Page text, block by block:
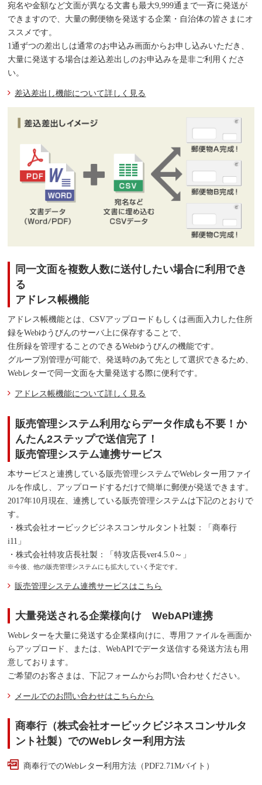
宛名や金額など文面が異なる文書も最大9,999通まで一斉に発送が
できますので、大量の郵便物を発送する企業・自治体の皆さまにオ
ススメです。
1通ずつの差出しは通常のお申込み画面からお申し込みいただき、
大量に発送する場合は差込差出しのお申込みを是非ご利用くださ
い。
差込差出し機能について詳しく見る
同一文面を複数人数に送付したい場合に利用でき
る
アドレス帳機能
アドレス帳機能とは、CSVアップロードもしくは画面入力した住所
録をWebゆうびんのサーバ上に保存することで、
住所録を管理することのできるWebゆうびんの機能です。
グループ別管理が可能で、発送時のあて先として選択できるため、
Webレターで同一文面を大量発送する際に便利です。
アドレス帳機能について詳しく見る
販売管理システム利用ならデータ作成も不要！か
んたん2ステップで送信完了！
販売管理システム連携サービス
本サービスと連携している販売管理システムでWebレター用ファイ
ルを作成し、アップロードするだけで簡単に郵便が発送できます。
2017年10月現在、連携している販売管理システムは下記のとおりで
す。
・株式会社オービックビジネスコンサルタント社製：「商奉行
i11」
・株式会社特攻店長社製：「特攻店長ver4.5.0～」
※今後、他の販売管理システムにも拡大していく予定です。
販売管理システム連携サービスはこちら
大量発送される企業様向け WebAPI連携
Webレターを大量に発送する企業様向けに、専用ファイルを画面か
らアップロード、または、WebAPIでデータ送信する発送方法も用
意しております。
ご希望のお客さまは、下記フォームからお問い合わせください。
メールでのお問い合わせはこちらから
商奉行（株式会社オービックビジネスコンサルタ
ント社製）でのWebレター利用方法
商奉行でのWebレター利用方法（PDF2.71Mバイト）